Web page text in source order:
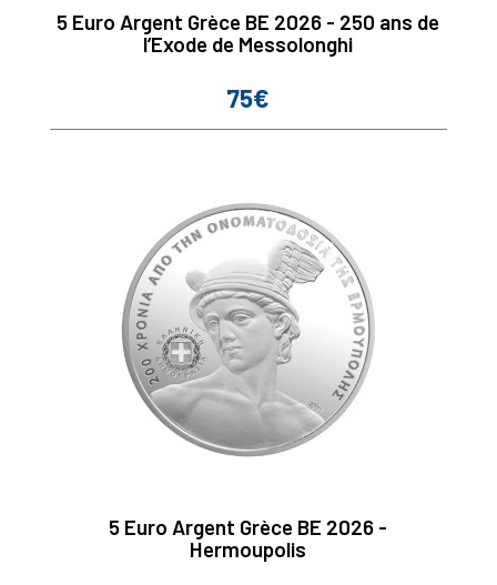
5 Euro Argent Grèce BE 2026 - 250 ans de
l’Exode de Messolonghi
Prix
75€
5 Euro Argent Grèce BE 2026 -
Hermoupolis